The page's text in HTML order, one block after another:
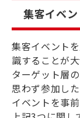
集客イベ
集客イベント
識することが大
ターゲット層
思わず参加し
イベントを事